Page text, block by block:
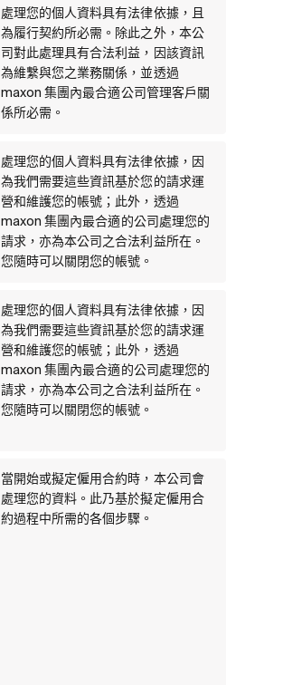
處理您的個人資料具有法律依據，且
為履行契約所必需。除此之外，本公
司對此處理具有合法利益，因該資訊
為維繫與您之業務關係，並透過
maxon 集團內最合適公司管理客戶關
係所必需。
處理您的個人資料具有法律依據，因
為我們需要這些資訊基於您的請求運
營和維護您的帳號；此外，透過
maxon 集團內最合適的公司處理您的
請求，亦為本公司之合法利益所在。
您隨時可以關閉您的帳號。
處理您的個人資料具有法律依據，因
為我們需要這些資訊基於您的請求運
營和維護您的帳號；此外，透過
maxon 集團內最合適的公司處理您的
請求，亦為本公司之合法利益所在。
您隨時可以關閉您的帳號。
當開始或擬定僱用合約時，本公司會
處理您的資料。此乃基於擬定僱用合
約過程中所需的各個步驟。